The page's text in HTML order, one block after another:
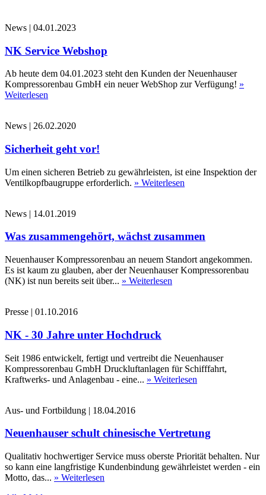
News | 04.01.2023
NK Service Webshop
Ab heute dem 04.01.2023 steht den Kunden der Neuenhauser
Kompressorenbau GmbH ein neuer WebShop zur Verfügung! »
Weiterlesen
News | 26.02.2020
Sicherheit geht vor!
Um einen sicheren Betrieb zu gewährleisten, ist eine Inspektion der
Ventilkopfbaugruppe erforderlich. » Weiterlesen
News | 14.01.2019
Was zusammengehört, wächst zusammen
Neuenhauser Kompressorenbau an neuem Standort angekommen.
Es ist kaum zu glauben, aber der Neuenhauser Kompressorenbau
(NK) ist nun bereits seit über... » Weiterlesen
Presse | 01.10.2016
NK - 30 Jahre unter Hochdruck
Seit 1986 entwickelt, fertigt und vertreibt die Neuenhauser
Kompressorenbau GmbH Druckluftanlagen für Schifffahrt,
Kraftwerks- und Anlagenbau - eine... » Weiterlesen
Aus- und Fortbildung | 18.04.2016
Neuenhauser schult chinesische Vertretung
Qualitativ hochwertiger Service muss oberste Priorität behalten. Nur
so kann eine langfristige Kundenbindung gewährleistet werden - ein
Motto, das... » Weiterlesen